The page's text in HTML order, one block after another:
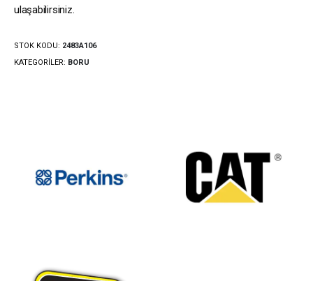
ulaşabilirsiniz.
STOK KODU: 2483A106
KATEGORILER: BORU